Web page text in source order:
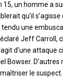
15, un homme a
qu’il s’agisse
une
Jeff Carroll,
d’une attaque
Bowser.
le suspect.